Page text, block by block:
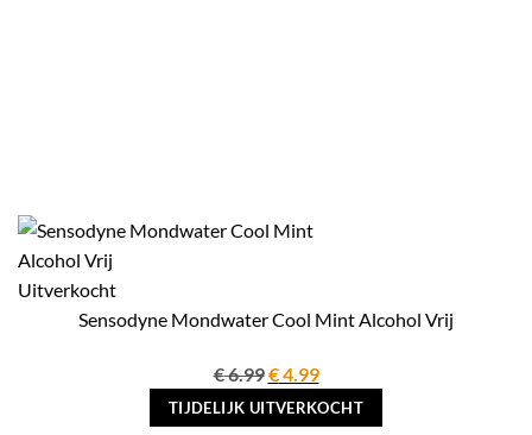
Uitverkocht
Sensodyne Mondwater Cool Mint Alcohol Vrij
€6.99Oorspronkelijke
prijs
€4.99Huidige
prijs
TIJDELIJK UITVERKOCHT